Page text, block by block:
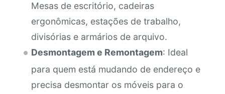
Mesas de escritório, cadeiras
ergonômicas, estações de trabalho,
divisórias e armários de arquivo.
Desmontagem e Remontagem: Ideal
para quem está mudando de endereço e
precisa desmontar os móveis para o